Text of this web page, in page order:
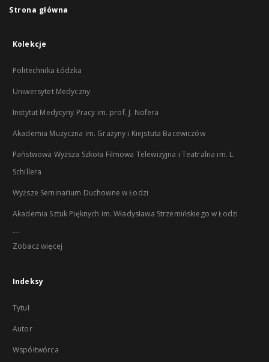
Strona główna
Kolekcje
Politechnika Łódzka
Uniwersytet Medyczny
Instytut Medycyny Pracy im. prof. J. Nofera
Akademia Muzyczna im. Grażyny i Kiejstuta Bacewiczów
Państwowa Wyższa Szkoła Filmowa Telewizyjna i Teatralna im. L.
Schillera
Wyższe Seminarium Duchowne w Łodzi
Akademia Sztuk Pięknych im. Władysława Strzemińskiego w Łodzi
...
Zobacz więcej
Indeksy
Tytuł
Autor
Współtwórca